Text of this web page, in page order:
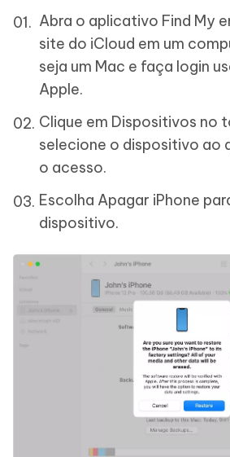
Abra o aplicativo Find My
site do iCloud em um
seja um Mac e faça login
Apple.
Clique em Dispositivos no
selecione o dispositivo ao
o acesso.
Escolha Apagar iPhone
dispositivo.